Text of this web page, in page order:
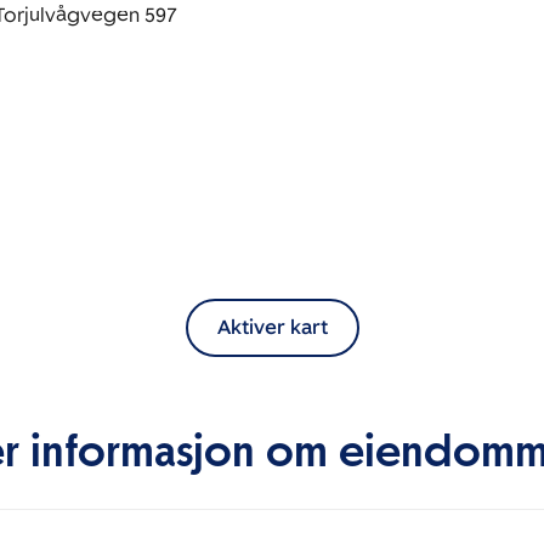
Aktiver kart
informasjon om